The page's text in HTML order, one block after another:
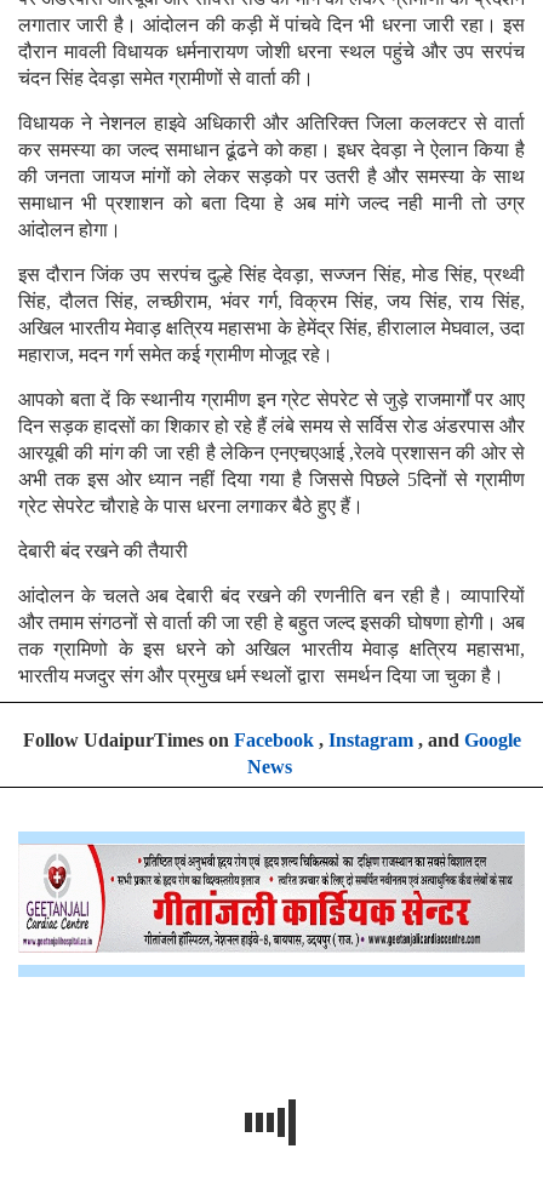
लगातार जारी है। आंदोलन की कड़ी में पांचवे दिन भी धरना जारी रहा। इस
दौरान मावली विधायक धर्मनारायण जोशी धरना स्थल पहुंचे और उप सरपंच
चंदन सिंह देवड़ा समेत ग्रामीणों से वार्ता की।
विधायक ने नेशनल हाइवे अधिकारी और अतिरिक्त जिला कलक्टर से वार्ता
कर समस्या का जल्द समाधान ढूंढने को कहा। इधर देवड़ा ने ऐलान किया है
की जनता जायज मांगों को लेकर सड़को पर उतरी है और समस्या के साथ
समाधान भी प्रशाशन को बता दिया हे अब मांगे जल्द नही मानी तो उग्र
आंदोलन होगा।
इस दौरान जिंक उप सरपंच दुल्हे सिंह देवड़ा, सज्जन सिंह, मोड सिंह, प्रथ्वी
सिंह, दौलत सिंह, लच्छीराम, भंवर गर्ग, विक्रम सिंह, जय सिंह, राय सिंह,
अखिल भारतीय मेवाड़ क्षत्रिय महासभा के हेमेंद्र सिंह, हीरालाल मेघवाल, उदा
महाराज, मदन गर्ग समेत कई ग्रामीण मोजूद रहे।
आपको बता दें कि स्थानीय ग्रामीण इन ग्रेट सेपरेट से जुड़े राजमार्गों पर आए
दिन सड़क हादसों का शिकार हो रहे हैं लंबे समय से सर्विस रोड अंडरपास और
आरयूबी की मांग की जा रही है लेकिन एनएचएआई ,रेलवे प्रशासन की ओर से
अभी तक इस ओर ध्यान नहीं दिया गया है जिससे पिछले 5दिनों से ग्रामीण
ग्रेट सेपरेट चौराहे के पास धरना लगाकर बैठे हुए हैं।
देबारी बंद रखने की तैयारी
आंदोलन के चलते अब देबारी बंद रखने की रणनीति बन रही है। व्यापारियों
और तमाम संगठनों से वार्ता की जा रही हे बहुत जल्द इसकी घोषणा होगी। अब
तक ग्रामिणो के इस धरने को अखिल भारतीय मेवाड़ क्षत्रिय महासभा,
भारतीय मजदुर संग और प्रमुख धर्म स्थलों द्वारा समर्थन दिया जा चुका है।
Follow UdaipurTimes on Facebook, Instagram, and Google
News